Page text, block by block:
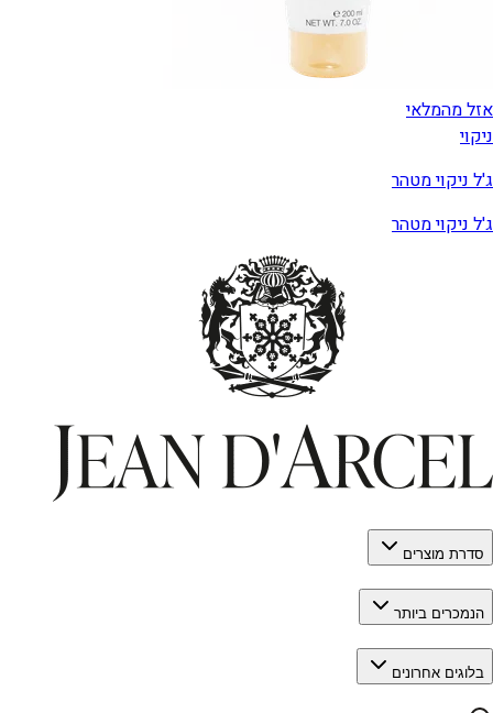
אזל מהמלאי
ניקוי
ג'ל ניקוי מטהר
ג'ל ניקוי מטהר
סדרת מוצרים
הנמכרים ביותר
בלוגים אחרונים